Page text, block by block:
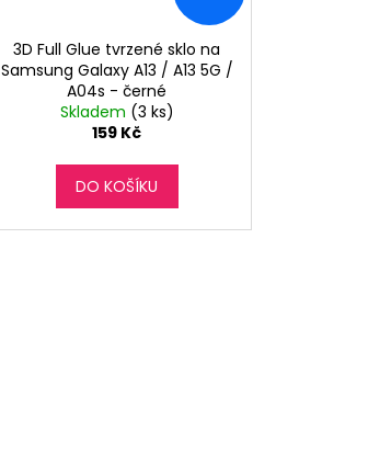
3D Full Glue tvrzené sklo na
Samsung Galaxy A13 / A13 5G /
A04s - černé
Skladem (3 ks)
159 Kč
DO KOŠÍKU